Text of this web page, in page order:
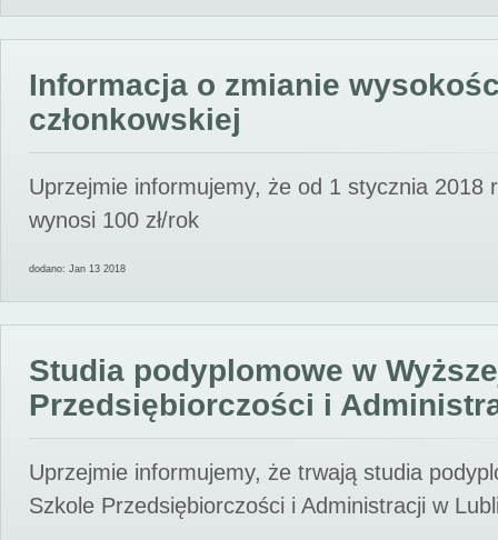
Informacja o zmianie
członkowskiej
Uprzejmie informujemy, że od 1 stycznia 2018
wynosi 100 zł/rok
dodano: Jan 13 2018
Studia podyplomowe w
Przedsiębiorczości i
Uprzejmie informujemy, że trwają studia
Szkole Przedsiębiorczości i Administracji w